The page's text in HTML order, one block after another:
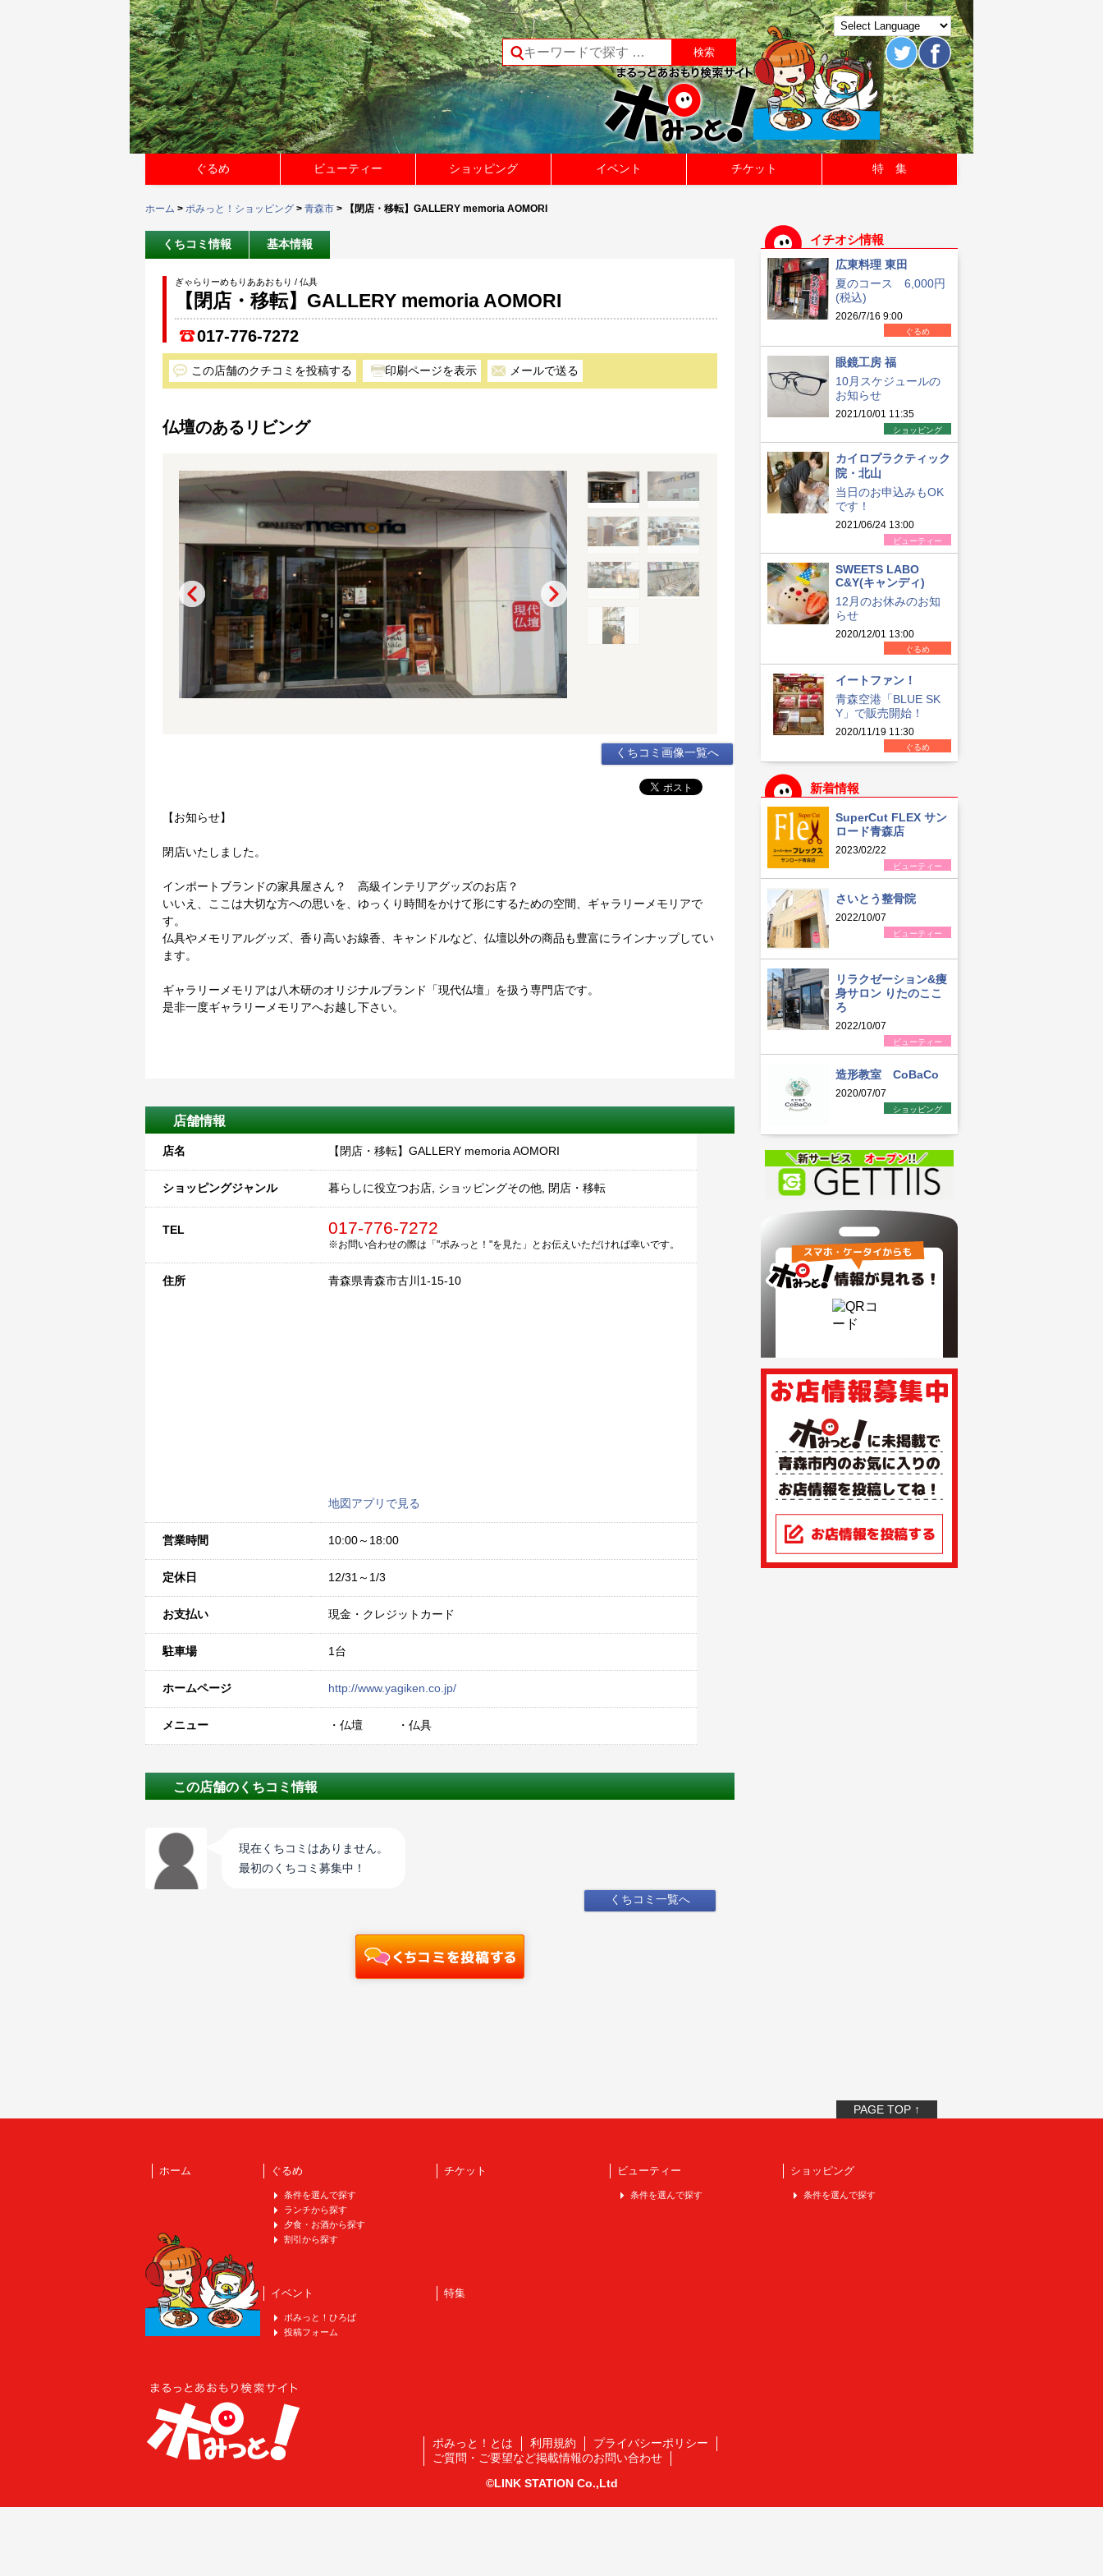
ぐるめ ビューティー ショッピング イベント チケット 特 集
ホーム > ポみっと！ショッピング > 青森市 > 【閉店・移転】GALLERY memoria AOMORI
くちコミ情報 基本情報
ぎゃらりーめもりああおもり / 仏具
【閉店・移転】GALLERY memoria AOMORI
017-776-7272
この店舗のクチコミを投稿する メールで送る
仏壇のあるリビング
くちコミ画像一覧へ
【お知らせ】
閉店いたしました。
インポートブランドの家具屋さん？ 高級インテリアグッズのお店？
いいえ、ここは大切な方への思いを、ゆっくり時間をかけて形にするための空間、ギャラリーメモリアで
す。
仏具やメモリアルグッズ、香り高いお線香、キャンドルなど、仏壇以外の商品も豊富にラインナップしてい
ます。
ギャラリーメモリアは八木研のオリジナルブランド「現代仏壇」を扱う専門店です。
是非一度ギャラリーメモリアへお越し下さい。
店舗情報
店名 【閉店・移転】GALLERY memoria AOMORI
ショッピングジャンル 暮らしに役立つお店, ショッピングその他, 閉店・移転
TEL 017-776-7272
※お問い合わせの際は「"ポみっと！"を見た」とお伝えいただければ幸いです。
住所 青森県青森市古川1-15-10
地図アプリで見る
営業時間 10:00～18:00
定休日 12/31～1/3
お支払い 現金・クレジットカード
駐車場 1台
ホームページ http://www.yagiken.co.jp/
メニュー ・仏壇 ・仏具
この店舗のくちコミ情報
現在くちコミはありません。
最初のくちコミ募集中！
くちコミ一覧へ
イチオシ情報
広東料理 東田
夏のコース 6,000円
(税込)
2026/7/16 9:00
ぐるめ
眼鏡工房 福
10月スケジュールの
お知らせ
2021/10/01 11:35
ショッピング
カイロプラクティック
院・北山
当日のお申込みもOK
です！
2021/06/24 13:00
ビューティー
SWEETS LABO
C&Y(キャンディ)
12月のお休みのお知
らせ
2020/12/01 13:00
ぐるめ
イートファン！
青森空港「BLUE SK
Y」で販売開始！
2020/11/19 11:30
ぐるめ
新着情報
SuperCut FLEX サン
ロード青森店
2023/02/22
ビューティー
さいとう整骨院
2022/10/07
ビューティー
リラクゼーション&痩
身サロン りたのここ
ろ
2022/10/07
ビューティー
造形教室 CoBaCo
2020/07/07
ショッピング
PAGE TOP ↑
ホーム ぐるめ
条件を選んで探す
ランチから探す
夕食・お酒から探す
割引から探す
チケット ビューティー
条件を選んで探す
ショッピング
条件を選んで探す
イベント
ポみっと！ひろば
投稿フォーム
特集
ポみっと！とは 利用規約
プライバシーポリシー
ご質問・ご要望など掲載情報のお問い合わせ
©LINK STATION Co.,Ltd